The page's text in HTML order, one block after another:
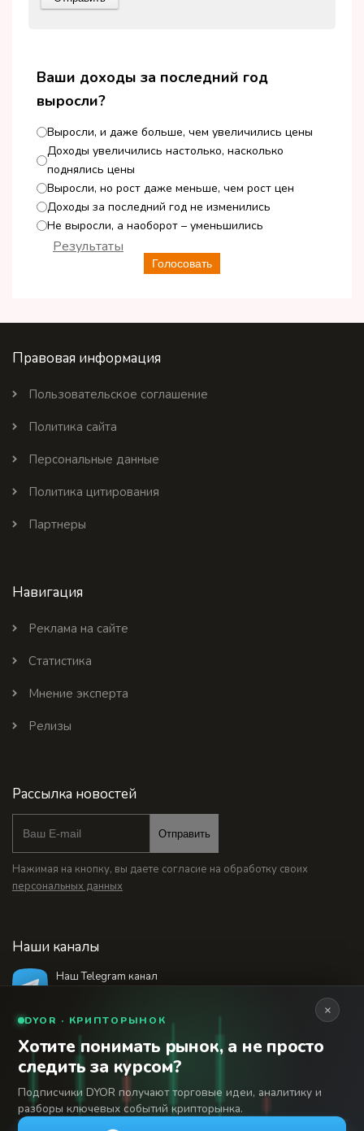
Ваши доходы за последний год
выросли?
Выросли, и даже больше, чем увеличились цены
Доходы увеличились настолько, насколько
поднялись цены
Выросли, но рост даже меньше, чем рост цен
Доходы за последний год не изменились
Не выросли, а наоборот – уменьшились
Голосовать
Результаты
Правовая информация
Пользовательское соглашение
Политика сайта
Персональные данные
Политика цитирования
Партнеры
Навигация
Реклама на сайте
Статистика
Мнение эксперта
Релизы
Рассылка новостей
Отправить
Нажимая на кнопку, вы даете согласие на обработку своих
персональных данных
Наши каналы
Наш Telegram канал
18+
© 2026 Финансовый интернет-портал «Банки
Сегодня». Используя сайт BanksToday.net вы
соглашаетесь с
Сетевое издание «Банки Сегодня» зарегистрировано
Федеральной службой по надзору в сфере связи,
×
DYOR · КРИПТОРЫНОК
Хотите понимать рынок, а не просто
следить за курсом?
Подписчики DYOR получают торговые идеи, аналитику и
разборы ключевых событий крипторынка.